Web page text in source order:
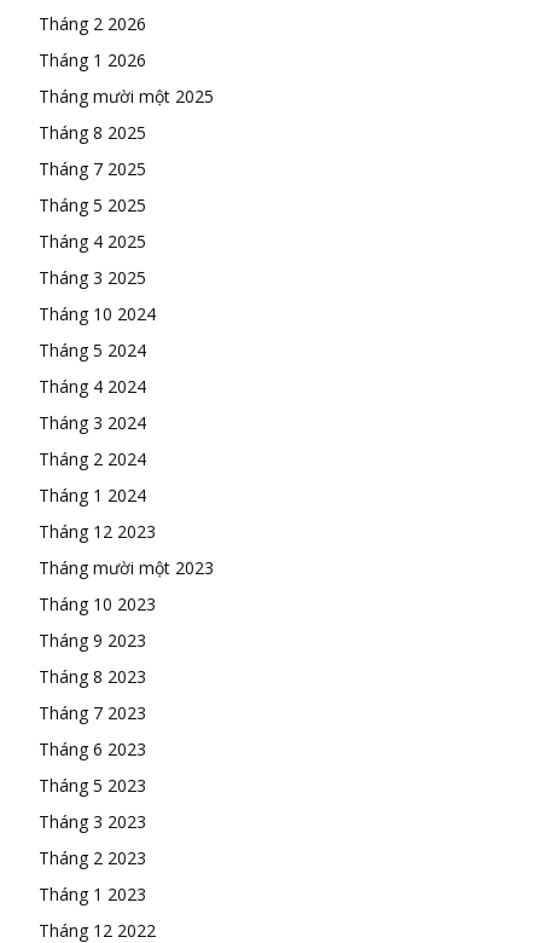
Tháng 2 2026
Tháng 1 2026
Tháng mười một 2025
Tháng 8 2025
Tháng 7 2025
Tháng 5 2025
Tháng 4 2025
Tháng 3 2025
Tháng 10 2024
Tháng 5 2024
Tháng 4 2024
Tháng 3 2024
Tháng 2 2024
Tháng 1 2024
Tháng 12 2023
Tháng mười một 2023
Tháng 10 2023
Tháng 9 2023
Tháng 8 2023
Tháng 7 2023
Tháng 6 2023
Tháng 5 2023
Tháng 3 2023
Tháng 2 2023
Tháng 1 2023
Tháng 12 2022